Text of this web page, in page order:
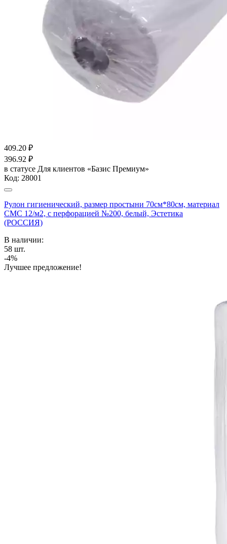
409.20 ₽
396.92 ₽
в статусе Для клиентов «Базис Премиум»
Код: 28001
Рулон гигиенический, размер простыни 70см*80см, материал
СМС 12/м2, с перфорацией №200, белый, Эстетика
(РОССИЯ)
В наличии:
58 шт.
-4%
Лучшее предложение!